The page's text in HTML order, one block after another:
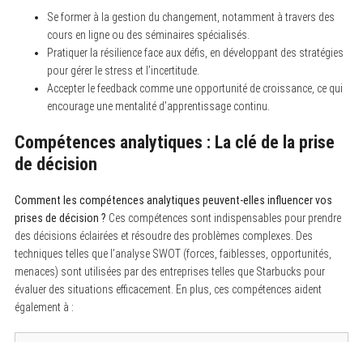
Se former à la gestion du changement, notamment à travers des
cours en ligne ou des séminaires spécialisés.
Pratiquer la résilience face aux défis, en développant des stratégies
pour gérer le stress et l’incertitude.
Accepter le feedback comme une opportunité de croissance, ce qui
encourage une mentalité d’apprentissage continu.
Compétences analytiques : La clé de la prise
de décision
Comment les compétences analytiques peuvent-elles influencer vos
prises de décision ? Ces compétences sont indispensables pour prendre
des décisions éclairées et résoudre des problèmes complexes. Des
techniques telles que l’analyse SWOT (forces, faiblesses, opportunités,
menaces) sont utilisées par des entreprises telles que Starbucks pour
évaluer des situations efficacement. En plus, ces compétences aident
également à :